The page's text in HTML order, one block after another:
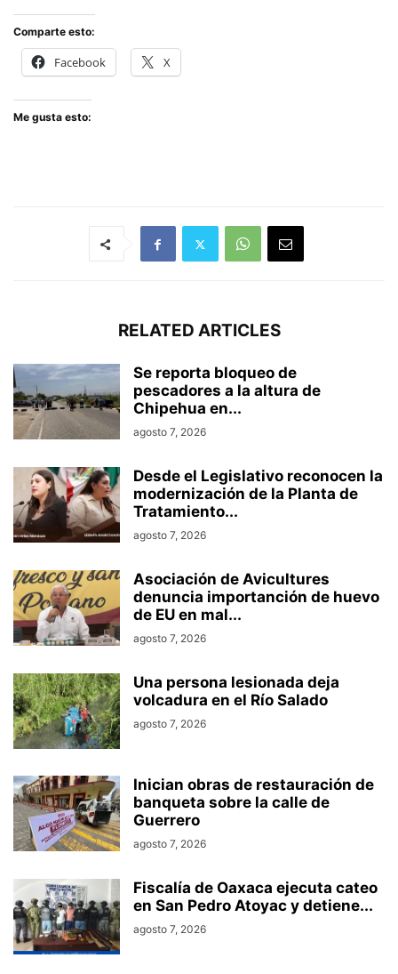
Comparte esto:
Facebook X
Me gusta esto:
RELATED ARTICLES
Se reporta bloqueo de
pescadores a la altura de
Chipehua en...
agosto 7, 2026
Desde el Legislativo reconocen la
modernización de la Planta de
Tratamiento...
agosto 7, 2026
Asociación de Avicultures
denuncia importanción de huevo
de EU en mal...
agosto 7, 2026
Una persona lesionada deja
volcadura en el Río Salado
agosto 7, 2026
Inician obras de restauración de
banqueta sobre la calle de
Guerrero
agosto 7, 2026
Fiscalía de Oaxaca ejecuta cateo
en San Pedro Atoyac y detiene...
agosto 7, 2026